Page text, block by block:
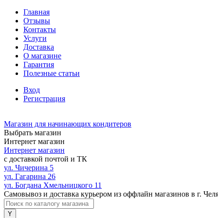
Главная
Отзывы
Контакты
Услуги
Доставка
О магазине
Гарантия
Полезные статьи
Вход
Регистрация
Магазин для начинающих кондитеров
Выбрать магазин
Интернет магазин
Интернет магазин
с доставкой почтой и ТК
ул. Чичерина 5
ул. Гагарина 26
ул. Богдана Хмельницкого 11
Самовывоз и доставка курьером из оффлайн магазинов в г.